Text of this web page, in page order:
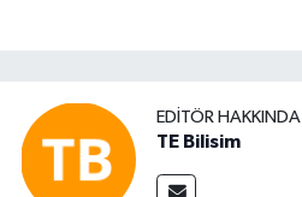
EDITÖR HAKKINDA
TE Bilisim